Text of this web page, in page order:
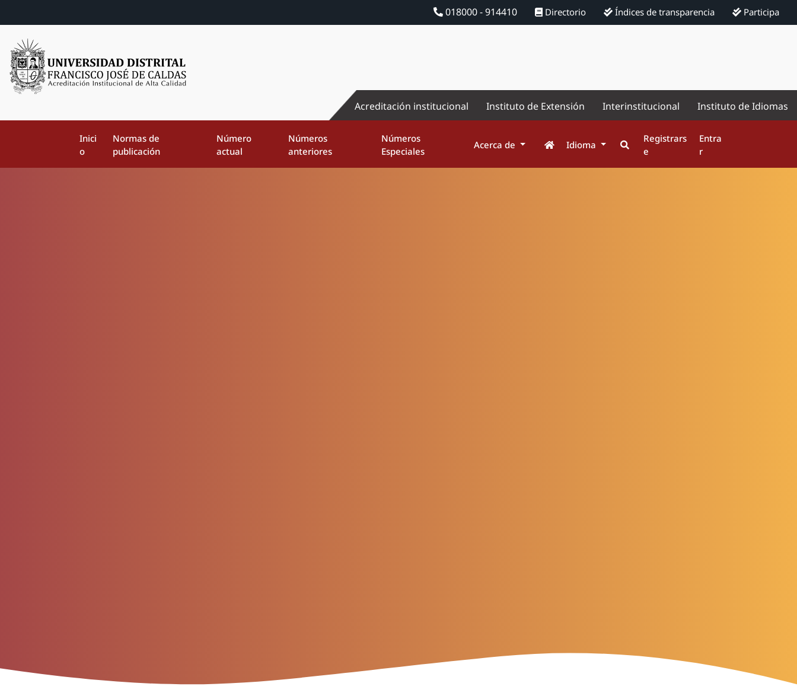
018000 - 914410 Directorio Índices de transparencia Participa
Acreditación institucional Instituto de Extensión Interinstitucional Instituto de Idiomas
Inici
o
Normas de
publicación
Número
actual
Números
anteriores
Números
Especiales
Acerca de Idioma
Registrars
e
Entra
r